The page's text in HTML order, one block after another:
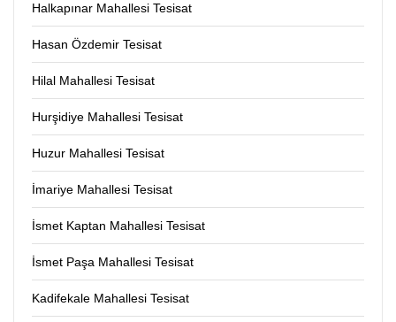
Halkapınar Mahallesi Tesisat
Hasan Özdemir Tesisat
Hilal Mahallesi Tesisat
Hurşidiye Mahallesi Tesisat
Huzur Mahallesi Tesisat
İmariye Mahallesi Tesisat
İsmet Kaptan Mahallesi Tesisat
İsmet Paşa Mahallesi Tesisat
Kadifekale Mahallesi Tesisat